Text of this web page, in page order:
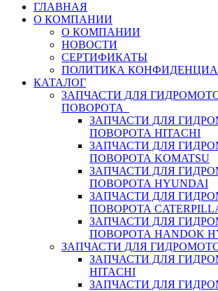
ГЛАВНАЯ
О КОМПАНИИ
О КОМПАНИИ
НОВОСТИ
СЕРТИФИКАТЫ
ПОЛИТИКА
КАТАЛОГ
ЗАПЧАСТИ ДЛЯ
ПОВОРОТА
ЗАПЧАСТИ ДЛЯ
ПОВОРОТА HITACHI
ЗАПЧАСТИ ДЛЯ
ПОВОРОТА KOMATSU
ЗАПЧАСТИ ДЛЯ
ПОВОРОТА HYUNDAI
ЗАПЧАСТИ ДЛЯ
ПОВОРОТА
ЗАПЧАСТИ ДЛЯ
ПОВОРОТА HANDOK
ЗАПЧАСТИ ДЛЯ
ЗАПЧАСТИ ДЛЯ
HITACHI
ЗАПЧАСТИ ДЛЯ